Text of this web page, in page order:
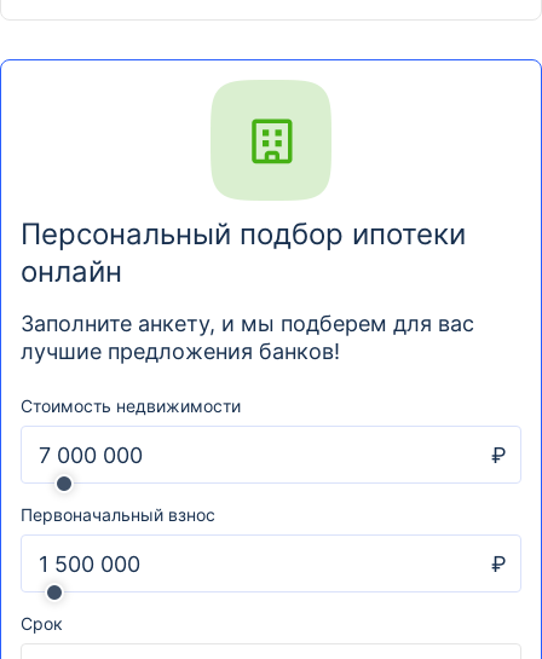
Персональный подбор ипотеки
онлайн
Заполните анкету, и мы подберем для вас
лучшие предложения банков!
Стоимость недвижимости
₽
Первоначальный взнос
₽
Срок